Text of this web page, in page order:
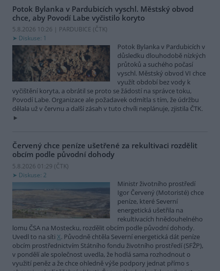
Potok Bylanka v Pardubicích vyschl. Městský obvod
chce, aby Povodí Labe vyčistilo koryto
5.8.2026 10:26 | PARDUBICE (ČTK)
Diskuse: 1
Potok Bylanka v Pardubicích v
důsledku dlouhodobě nízkých
průtoků a suchého počasí
vyschl. Městský obvod VI chce
využít období bez vody k
vyčištění koryta, a obrátil se proto se žádostí na správce toku,
Povodí Labe. Organizace ale požadavek odmítla s tím, že údržbu
dělala už v červnu a další zásah v tuto chvíli neplánuje, zjistila ČTK.
Červený chce peníze ušetřené za rekultivaci rozdělit
obcím podle původní dohody
5.8.2026 01:29 (ČTK)
Diskuse: 2
Ministr životního prostředí
Igor Červený (Motoristé) chce
peníze, které Severní
energetická ušetřila na
rekultivacích hnědouhelného
lomu ČSA na Mostecku, rozdělit obcím podle původní dohody.
Uvedl to na síti X. Původně chtěla Severní energetická dát peníze
obcím prostřednictvím Státního fondu životního prostředí (SFŽP),
v pondělí ale společnost uvedla, že hodlá sama rozhodnout o
využití peněz a že chce ohledně výše podpory jednat přímo s